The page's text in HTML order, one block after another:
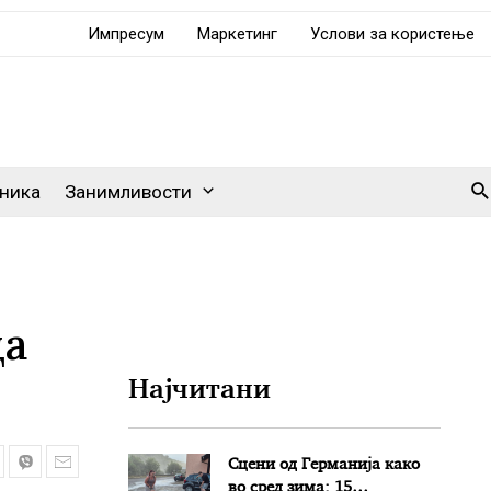
Импресум Маркетинг Услови за користење
Занимливости
Најчитани
Сцени од Германија како
во сред зима: 15